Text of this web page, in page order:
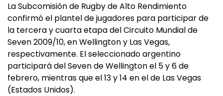
La Subcomisión de Rugby de Alto Rendimiento
confirmó el plantel de jugadores para participar de
la tercera y cuarta etapa del Circuito Mundial de
Seven 2009/10, en Wellington y Las Vegas,
respectivamente. El seleccionado argentino
participará del Seven de Wellington el 5 y 6 de
febrero, mientras que el 13 y 14 en el de Las Vegas
(Estados Unidos).